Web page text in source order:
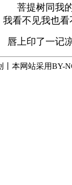
菩提树同我
我看不见我也
唇上印了一记
本网站采用BY-